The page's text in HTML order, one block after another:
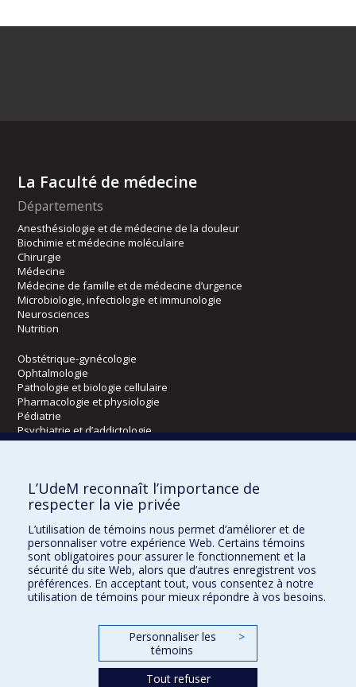
La Faculté de médecine
Départements
Anesthésiologie et de médecine de la douleur
Biochimie et médecine moléculaire
Chirurgie
Médecine
Médecine de famille et de médecine d’urgence
Microbiologie, infectiologie et immunologie
Neurosciences
Nutrition
Obstétrique-gynécologie
Ophtalmologie
Pathologie et biologie cellulaire
Pharmacologie et physiologie
Pédiatrie
Psychiatrie et d’addictologie
Radiologie, radio-oncologie et médecine nucléaire
Écoles
Orthophonie et audiologie
Réadaptation
Directions
L’UdeM reconnaît l’importance de
respecter la vie privée
L’utilisation de témoins nous permet d’améliorer et de
personnaliser votre expérience Web. Certains témoins
sont obligatoires pour assurer le fonctionnement et la
sécurité du site Web, alors que d’autres enregistrent vos
préférences. En acceptant tout, vous consentez à notre
utilisation de témoins pour mieux répondre à vos besoins.
Personnaliser les
témoins
>
Tout refuser